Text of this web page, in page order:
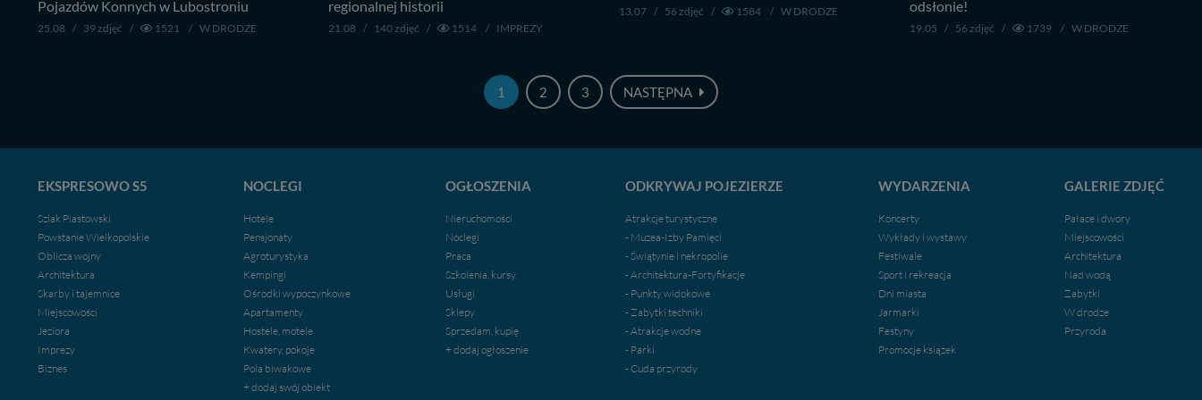
Pojazdów Konnych w Lubostroniu
25.08 / 39 zdjęć / 1521 / W DRODZE
regionalnej historii
21.08 / 140 zdjęć / 1514 / IMPREZY
13.07 / 56 zdjęć / 1584 / W DRODZE
odsłonie!
19.05 / 56 zdjęć / 1739 / W DRODZE
1 2 3 NASTĘPNA
EKSPRESOWO S5
Szlak Piastowski
Powstanie Wielkopolskie
Oblicza wojny
Architektura
Skarby i tajemnice
Miejscowości
Jeziora
Imprezy
Biznes
NOCLEGI
Hotele
Pensjonaty
Agroturystyka
Kempingi
Ośrodki wypoczynkowe
Apartamenty
Hostele, motele
Kwatery, pokoje
Pola biwakowe
+ dodaj swój obiekt
OGŁOSZENIA
Nieruchomości
Noclegi
Praca
Szkolenia, kursy
Usługi
Sklepy
Sprzedam, kupię
+ dodaj ogłoszenie
ODKRYWAJ POJEZIERZE
Atrakcje turystyczne
- Muzea-Izby Pamięci
- Świątynie i nekropolie
- Architektura-Fortyfikacje
- Punkty widokowe
- Zabytki techniki
- Atrakcje wodne
- Parki
- Cuda przyrody
WYDARZENIA
Koncerty
Wykłady i wystawy
Festiwale
Sport i rekreacja
Dni miasta
Jarmarki
Festyny
Promocje ksiązek
GALERIE ZDJĘĆ
Pałace i dwory
Miejscowości
Architektura
Nad wodą
Zabytki
W drodze
Przyroda